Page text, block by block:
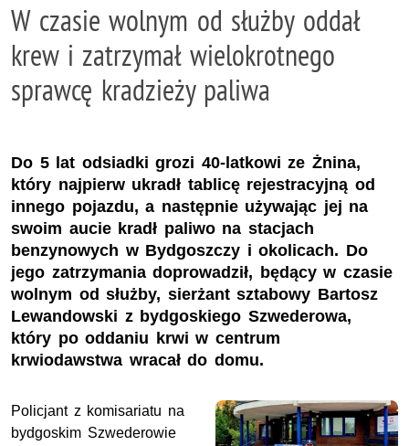
W czasie wolnym od służby oddał
krew i zatrzymał wielokrotnego
sprawcę kradzieży paliwa
Do 5 lat odsiadki grozi 40-latkowi ze Żnina,
który najpierw ukradł tablicę rejestracyjną od
innego pojazdu, a następnie używając jej na
swoim aucie kradł paliwo na stacjach
benzynowych w Bydgoszczy i okolicach. Do
jego zatrzymania doprowadził, będący w czasie
wolnym od służby, sierżant sztabowy Bartosz
Lewandowski z bydgoskiego Szwederowa,
który po oddaniu krwi w centrum
krwiodawstwa wracał do domu.
Policjant z komisariatu na
bydgoskim Szwederowie